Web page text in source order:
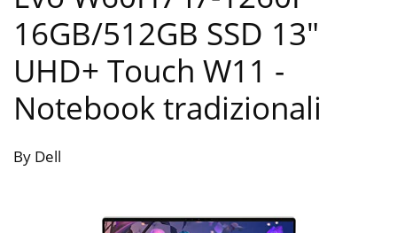
16GB/512GB SSD 13″
UHD+ Touch W11 -
Notebook tradizionali
By Dell